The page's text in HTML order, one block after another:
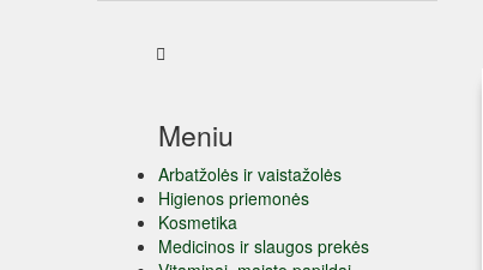
Meniu
Arbatžolės ir vaistažolės
Higienos priemonės
Kosmetika
Medicinos ir slaugos prekės